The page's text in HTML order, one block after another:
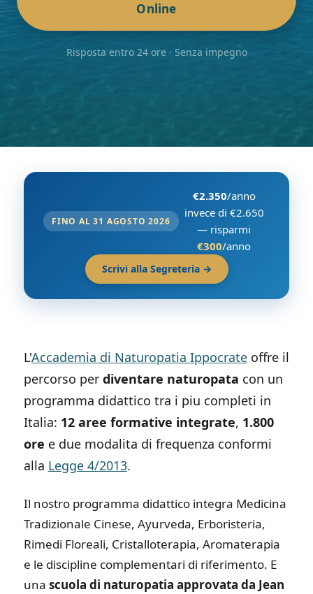
Online
Risposta entro 24 ore · Senza impegno
FINO AL 31 AGOSTO 2026
€2.350/anno
invece di €2.650
— risparmi
€300/anno
Scrivi alla Segreteria →
L'Accademia di Naturopatia Ippocrate offre il
percorso per diventare naturopata con un
programma didattico tra i piu completi in
Italia: 12 aree formative integrate, 1.800
ore e due modalita di frequenza conformi
alla Legge 4/2013.
Il nostro programma didattico integra Medicina
Tradizionale Cinese, Ayurveda, Erboristeria,
Rimedi Floreali, Cristalloterapia, Aromaterapia
e le discipline complementari di riferimento. E
una scuola di naturopatia approvata da Jean